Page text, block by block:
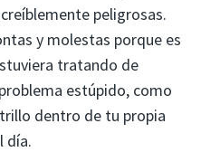
peligrosas.
y molestas porque es
tratando de
estúpido, como
dentro de tu propia
día.